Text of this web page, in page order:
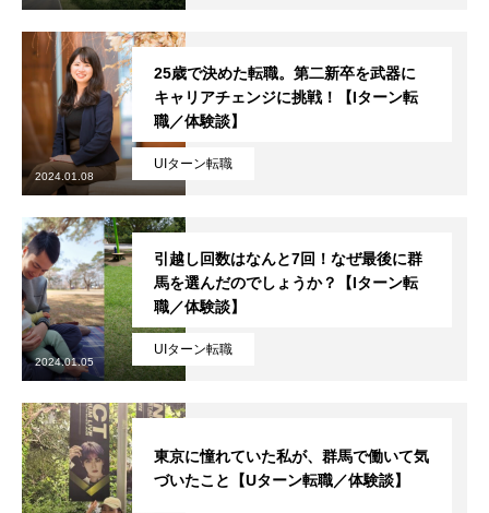
UIターン転職
25歳で決めた転職。第二新卒を武器に
キャリアチェンジに挑戦！【Iターン転
職／体験談】
2024.01.08
UIターン転職
引越し回数はなんと7回！なぜ最後に群
馬を選んだのでしょうか？【Iターン転
職／体験談】
2024.01.05
東京に憧れていた私が、群馬で働いて気
づいたこと【Uターン転職／体験談】